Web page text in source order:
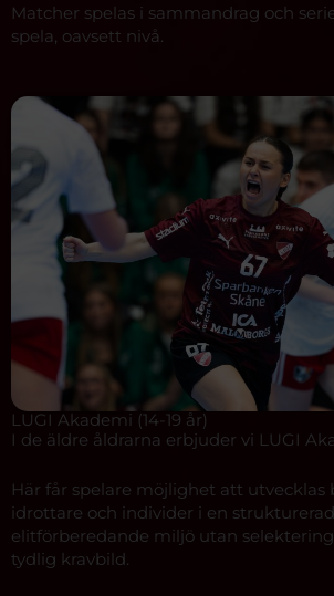
Matcher spelas i sammandrag och
spela, oavsett nivå.
LUGI Akademi (14-19 år)
I de äldre åldrarna erbjuder vi LUGI
Här får spelare möjlighet att utvecklas
idrottare och individer i en
elitförberedande miljö utan
tydlig kravbild.